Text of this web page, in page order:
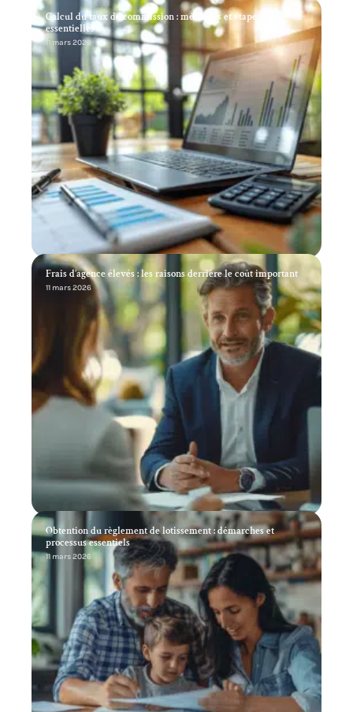
Calcul du taux de commission : méthodes et étapes
essentielles
11 mars 2026
Frais d’agence élevés : les raisons derrière le coût important
11 mars 2026
Obtention du règlement de lotissement : démarches et
processus essentiels
11 mars 2026